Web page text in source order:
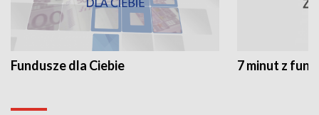
Fundusze dla Ciebie 7 minut z